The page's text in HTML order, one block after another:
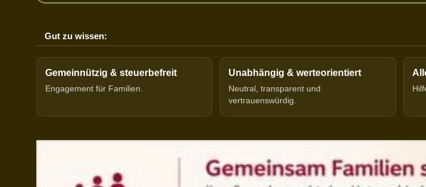
Gut zu wissen:
Gemeinnützig & steuerbefreit
Engagement für Familien.
Unabhängig & werteorientiert
Neutral, transparent und
vertrauenswürdig.